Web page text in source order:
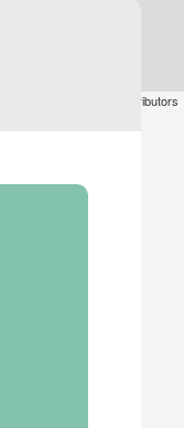
contributors